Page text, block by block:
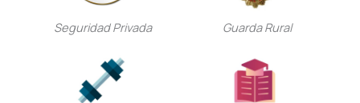
Seguridad Privada Guarda Rural